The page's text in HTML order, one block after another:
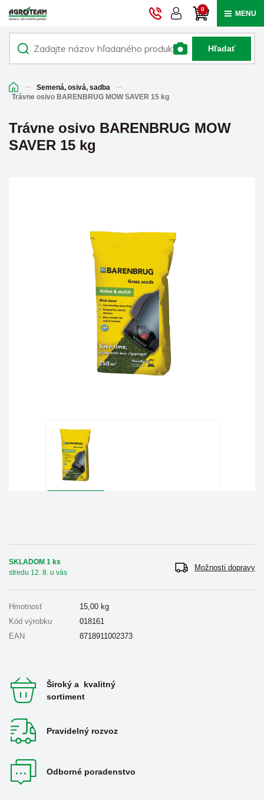
0 MENU
Hľadať
Semená, osivá, sadba
Trávne osivo BARENBRUG MOW SAVER 15 kg
Trávne osivo BARENBRUG MOW
SAVER 15 kg
SKLADOM 1 ks
stredu 12. 8. u vás
Možnosti dopravy
Hmotnosť 15,00 kg
Kód výrobku
018161
EAN
8718911002373
Široký a kvalitný
sortiment
Pravidelný rozvoz
Odborné poradenstvo